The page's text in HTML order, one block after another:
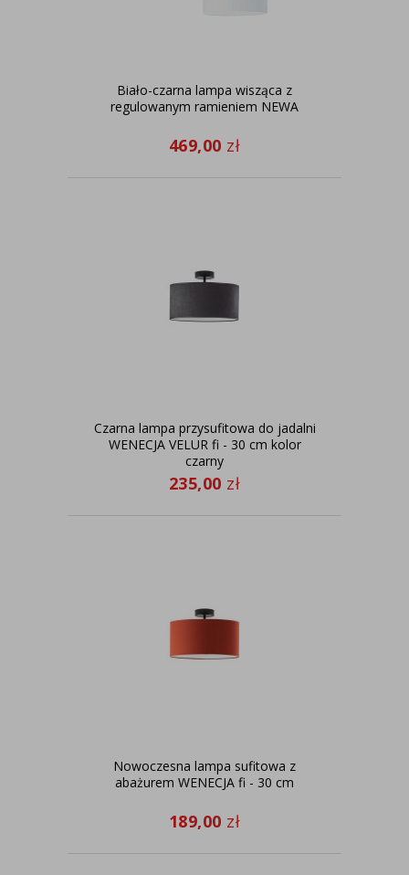
Biało-czarna lampa wisząca z
regulowanym ramieniem NEWA
469,00 zł
Czarna lampa przysufitowa do jadalni
WENECJA VELUR fi - 30 cm kolor
czarny
235,00 zł
Nowoczesna lampa sufitowa z
abażurem WENECJA fi - 30 cm
189,00 zł